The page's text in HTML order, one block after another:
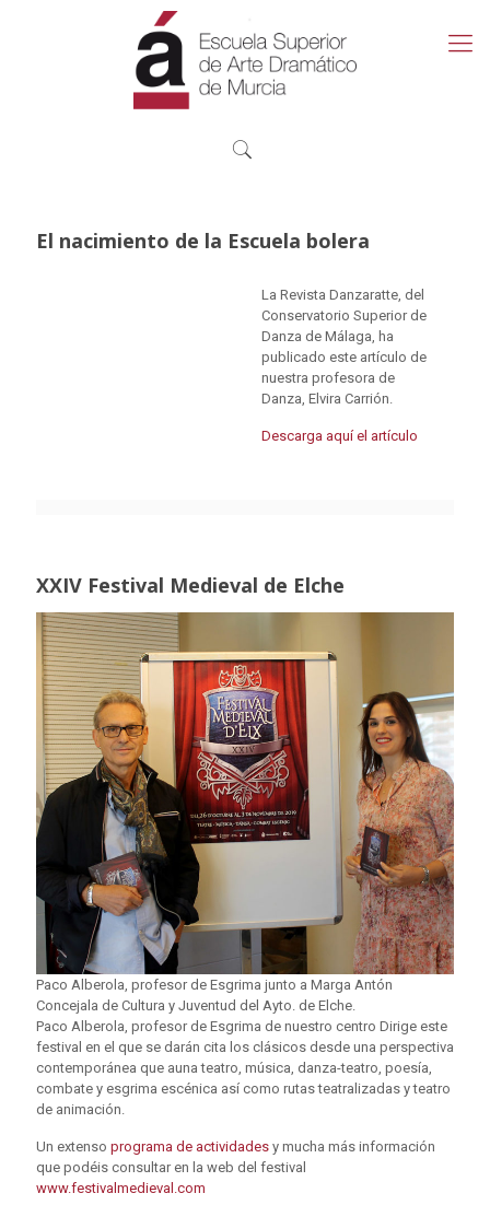
El nacimiento de la Escuela bolera
La Revista Danzaratte, del
Conservatorio Superior de
Danza de Málaga, ha
publicado este artículo de
nuestra profesora de
Danza, Elvira Carrión.
Descarga aquí el artículo
XXIV Festival Medieval de Elche
Paco Alberola, profesor de Esgrima junto a Marga Antón
Concejala de Cultura y Juventud del Ayto. de Elche.
Paco Alberola, profesor de Esgrima de nuestro centro Dirige este
festival en el que se darán cita los clásicos desde una perspectiva
contemporánea que auna teatro, música, danza-teatro, poesía,
combate y esgrima escénica así como rutas teatralizadas y teatro
de animación.
Un extenso programa de actividades y mucha más información
que podéis consultar en la web del festival
www.festivalmedieval.com